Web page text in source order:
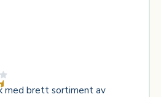
med brett sortiment av